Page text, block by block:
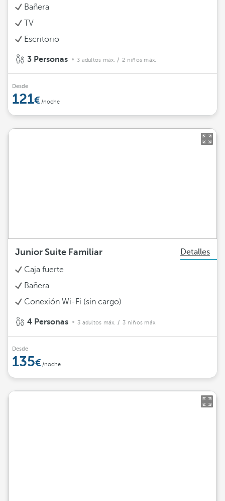
Bañera
TV
Escritorio
3 Personas 3 adultos máx. / 2 niños máx.
Desde
121 /noche
Junior Suite Familiar
Detalles
Caja fuerte
Bañera
Conexión Wi-Fi (sin cargo)
4 Personas 3 adultos máx. / 3 niños máx.
Desde
135 /noche